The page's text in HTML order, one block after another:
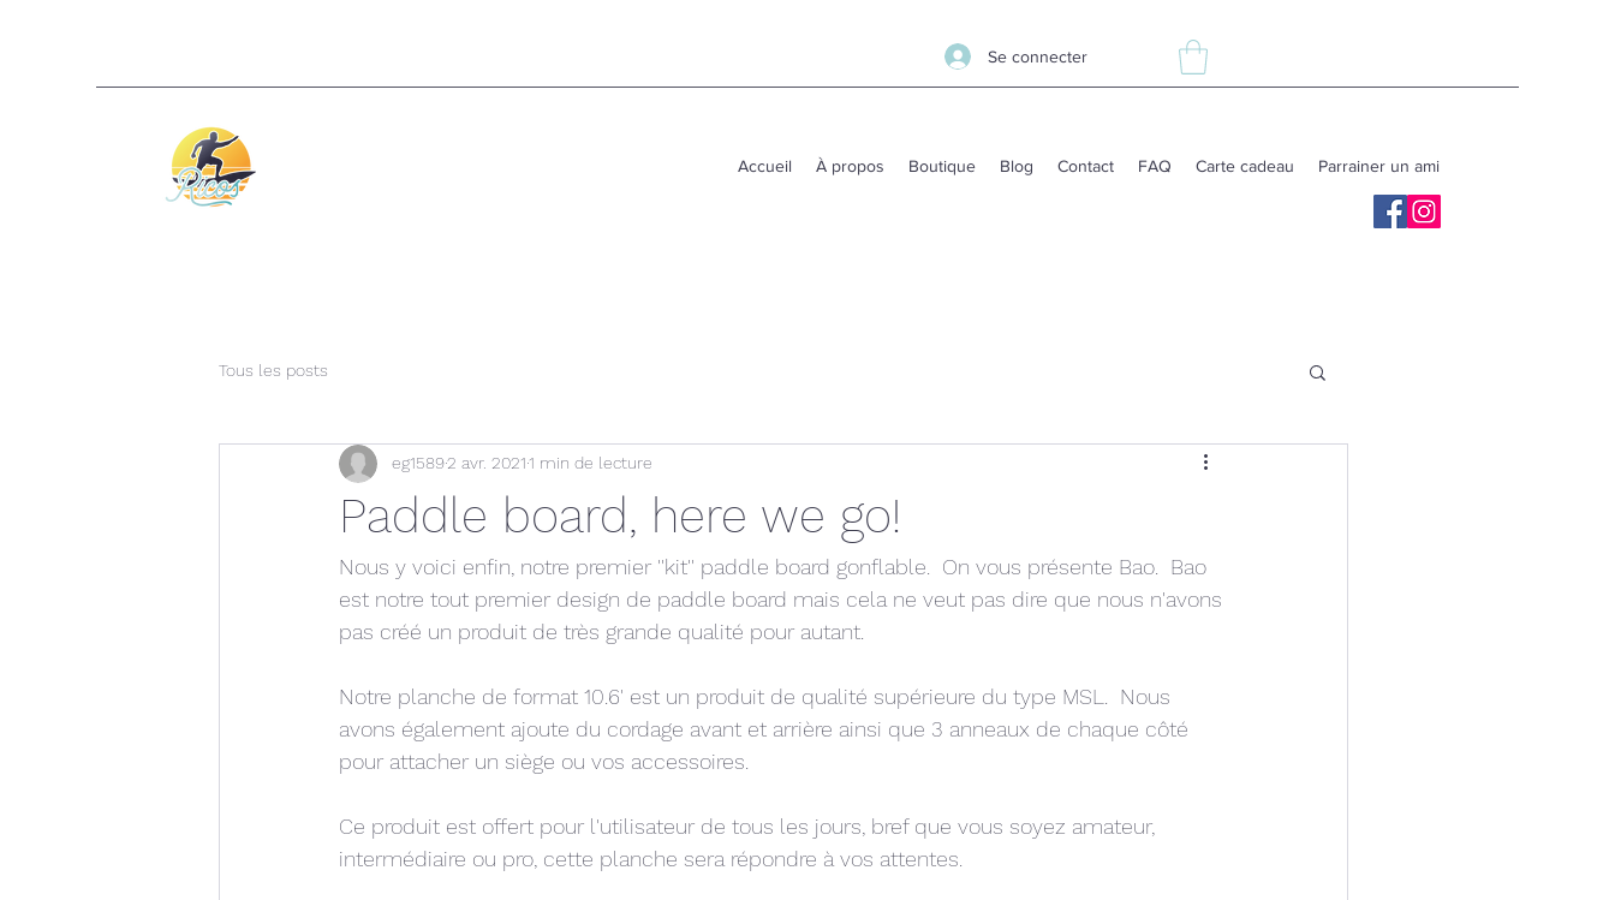
Se connecter
Accueil À propos Boutique Blog Contact FAQ Carte cadeau Parrainer un ami
Tous les posts
Paddle board, here we go!
eg15892 avr. 2021 1 min de lecture
Nous y voici enfin, notre premier ''kit'' paddle board gonflable.  On vous présente Bao.  Bao
est notre tout premier design de paddle board mais cela ne veut pas dire que nous n'avons
pas créé un produit de très grande qualité pour autant.
Notre planche de format 10.6' est un produit de qualité supérieure du type MSL.  Nous
avons également ajoute du cordage avant et arrière ainsi que 3 anneaux de chaque côté
pour attacher un siège ou vos accessoires.
Ce produit est offert pour l'utilisateur de tous les jours, bref que vous soyez amateur,
intermédiaire ou pro, cette planche sera répondre à vos attentes.